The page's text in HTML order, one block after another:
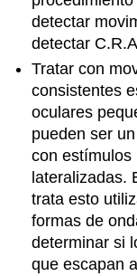
detectar
detectar
Tratar con
consistentes
oculares
pueden ser
con estímulos
lateralizadas.
trata esto
formas de
determinar si
que escapan